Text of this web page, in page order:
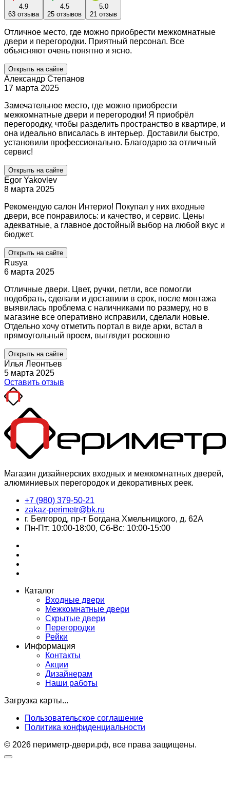
4.9
63 отзыва
4.5
25 отзывов
5.0
21 отзыв
Отличное место, где можно приобрести межкомнатные
двери и перегородки. Приятный персонал. Все
объясняют очень понятно и ясно.
Открыть на сайте
Александр Степанов
17 марта 2025
Замечательное место, где можно приобрести
межкомнатные двери и перегородки! Я приобрёл
перегородку, чтобы разделить пространство в квартире, и
она идеально вписалась в интерьер. Доставили быстро,
установили профессионально. Благодарю за отличный
сервис!
Открыть на сайте
Egor Yakovlev
8 марта 2025
Рекомендую салон Интерио! Покупал у них входные
двери, все понравилось: и качество, и сервис. Цены
адекватные, а главное достойный выбор на любой вкус и
бюджет.
Открыть на сайте
Rusya
6 марта 2025
Отличные двери. Цвет, ручки, петли, все помогли
подобрать, сделали и доставили в срок, после монтажа
выявилась проблема с наличниками по размеру, но в
магазине все оперативно исправили, сделали новые.
Отдельно хочу отметить портал в виде арки, встал в
прямоугольный проем, выглядит роскошно
Открыть на сайте
Илья Леонтьев
5 марта 2025
Оставить отзыв
Магазин дизайнерских входных и межкомнатных дверей,
алюминиевых перегородок и декоративных реек.
+7 (980) 379-50-21
zakaz-perimetr@bk.ru
г. Белгород, пр-т Богдана Хмельницкого, д. 62А
Пн-Пт: 10:00-18:00, Сб-Вс: 10:00-15:00
Каталог
Входные двери
Межкомнатные двери
Скрытые двери
Перегородки
Рейки
Информация
Контакты
Акции
Дизайнерам
Наши работы
Загрузка карты...
Пользовательское соглашение
Политика конфиденциальности
© 2026 периметр-двери.рф, все права защищены.